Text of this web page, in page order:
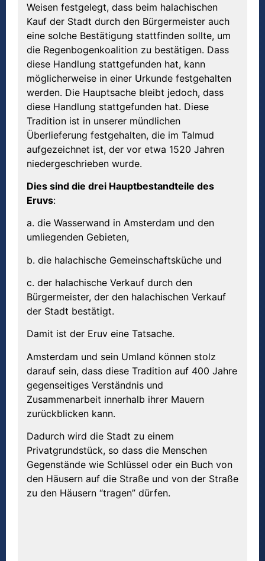
Weisen festgelegt, dass beim halachischen
Kauf der Stadt durch den Bürgermeister auch
eine solche Bestätigung stattfinden sollte, um
die Regenbogenkoalition zu bestätigen. Dass
diese Handlung stattgefunden hat, kann
möglicherweise in einer Urkunde festgehalten
werden. Die Hauptsache bleibt jedoch, dass
diese Handlung stattgefunden hat. Diese
Tradition ist in unserer mündlichen
Überlieferung festgehalten, die im Talmud
aufgezeichnet ist, der vor etwa 1520 Jahren
niedergeschrieben wurde.
Dies sind die drei Hauptbestandteile des
Eruvs:
a. die Wasserwand in Amsterdam und den
umliegenden Gebieten,
b. die halachische Gemeinschaftsküche und
c. der halachische Verkauf durch den
Bürgermeister, der den halachischen Verkauf
der Stadt bestätigt.
Damit ist der Eruv eine Tatsache.
Amsterdam und sein Umland können stolz
darauf sein, dass diese Tradition auf 400 Jahre
gegenseitiges Verständnis und
Zusammenarbeit innerhalb ihrer Mauern
zurückblicken kann.
Dadurch wird die Stadt zu einem
Privatgrundstück, so dass die Menschen
Gegenstände wie Schlüssel oder ein Buch von
den Häusern auf die Straße und von der Straße
zu den Häusern “tragen” dürfen.